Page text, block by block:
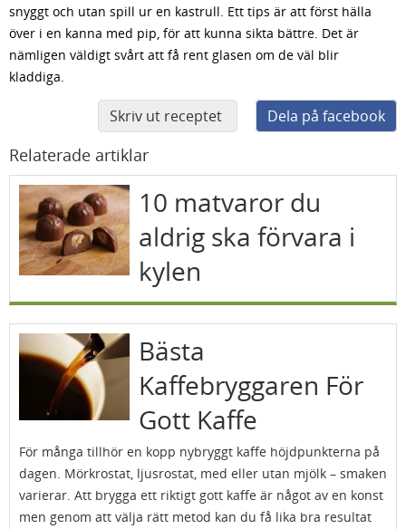
snyggt och utan spill ur en kastrull. Ett tips är att först hälla
över i en kanna med pip, för att kunna sikta bättre. Det är
nämligen väldigt svårt att få rent glasen om de väl blir
kladdiga.
Skriv ut receptet Dela på facebook
Relaterade artiklar
10 matvaror du
aldrig ska förvara i
kylen
Bästa
Kaffebryggaren För
Gott Kaffe
För många tillhör en kopp nybryggt kaffe höjdpunkterna på
dagen. Mörkrostat, ljusrostat, med eller utan mjölk – smaken
varierar. Att brygga ett riktigt gott kaffe är något av en konst
men genom att välja rätt metod kan du få lika bra resultat